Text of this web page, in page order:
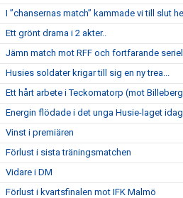
I ”chansernas match” kammade vi till slut
Ett grönt drama i 2 akter..
Jämn match mot RFF och fortfarande
Husies soldater krigar till sig en ny trea...
Ett hårt arbete i Teckomatorp (mot
Energin flödade i det unga Husie-laget
Vinst i premiären
Förlust i sista träningsmatchen
Vidare i DM
Förlust i kvartsfinalen mot IFK Malmö